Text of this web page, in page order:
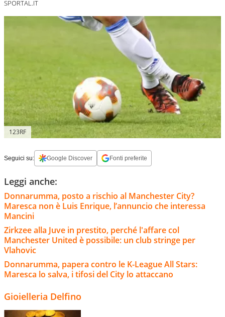
SPORTAL.IT
123RF
Seguici su: Google Discover Fonti preferite
Leggi anche:
Donnarumma, posto a rischio al Manchester City?
Maresca non è Luis Enrique, l’annuncio che interessa
Mancini
Zirkzee alla Juve in prestito, perché l'affare col
Manchester United è possibile: un club stringe per
Vlahovic
Donnarumma, papera contro le K-League All Stars:
Maresca lo salva, i tifosi del City lo attaccano
Gioielleria Delfino